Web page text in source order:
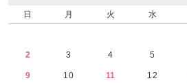
日 月 火 水
2 3 4 5
9 10 11 12